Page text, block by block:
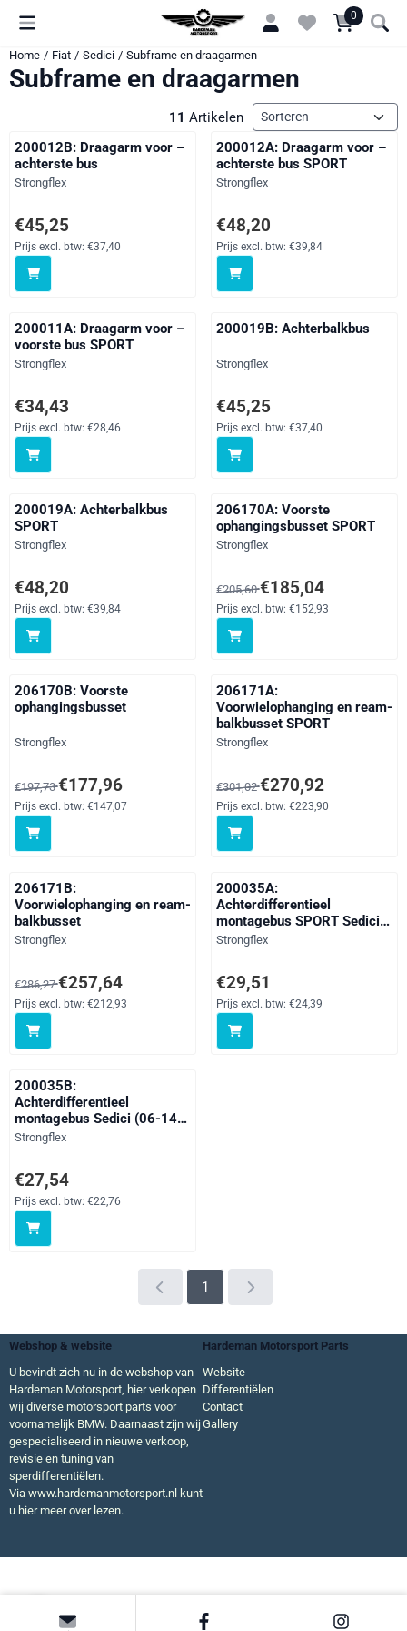
Cookievoorkeuren zijn momenteel gesloten. 0
Home / Fiat / Sedici / Subframe en draagarmen
Subframe en draagarmen
11 Artikelen Sorteermethode
200012B: Draagarm voor –
achterste bus
Merk:
Strongflex
Prijs: 45,25, exclusief btw: 37,40
€45,25
Prijs excl. btw: €37,40
200012A: Draagarm voor –
achterste bus SPORT
Merk:
Strongflex
Prijs: 48,20, exclusief btw: 39,84
€48,20
Prijs excl. btw: €39,84
200011A: Draagarm voor –
voorste bus SPORT
Merk:
Strongflex
Prijs: 34,43, exclusief btw: 28,46
€34,43
Prijs excl. btw: €28,46
200019B: Achterbalkbus
Merk:
Strongflex
Prijs: 45,25, exclusief btw: 37,40
€45,25
Prijs excl. btw: €37,40
200019A: Achterbalkbus
SPORT
Merk:
Strongflex
Prijs: 48,20, exclusief btw: 39,84
€48,20
Prijs excl. btw: €39,84
206170A: Voorste
ophangingsbusset SPORT
Merk:
Strongflex
Van 205,60 voor 185,04,
€205,60€185,04
Prijs excl. btw: €152,93
206170B: Voorste
ophangingsbusset
Merk:
Strongflex
Van 197,73 voor 177,96, exclusief btw: 147,07
€197,73€177,96
Prijs excl. btw: €147,07
206171A:
Voorwielophanging en ream-
balkbusset SPORT
Merk:
Strongflex
Van 301,02 voor 270,92,
€301,02€270,92
Prijs excl. btw: €223,90
206171B:
Voorwielophanging en ream-
balkbusset
Merk:
Strongflex
Van 286,27 voor 257,64, exclusief btw: 212,93
€286,27€257,64
Prijs excl. btw: €212,93
200035A:
Achterdifferentieel
montagebus SPORT Sedici
(06-14) AWD
Merk:
Strongflex
Prijs: 29,51, exclusief btw: 24,39
€29,51
Prijs excl. btw: €24,39
200035B:
Achterdifferentieel
montagebus Sedici (06-14)
AWD
Merk:
Strongflex
Prijs: 27,54, exclusief btw: 22,76
€27,54
Prijs excl. btw: €22,76
1
Webshop & website
Hardeman Motorsport Parts
U bevindt zich nu in de webshop van
Hardeman Motorsport, hier verkopen
wij diverse motorsport parts voor
voornamelijk BMW. Daarnaast zijn wij
gespecialiseerd in nieuwe verkoop,
revisie en tuning van
sperdifferentiëlen.
Via www.hardemanmotorsport.nl kunt
u hier meer over lezen.
Website
Differentiëlen
Contact
Gallery